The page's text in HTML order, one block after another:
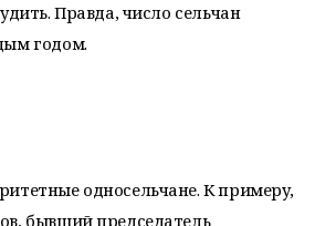
Правда, число сельчан
годом.
односельчане. К примеру,
бывший председатель